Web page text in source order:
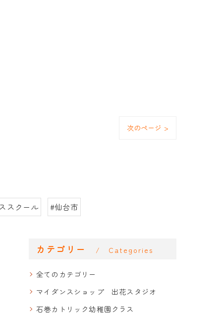
次のページ >
スクール #仙台市
カテゴリー Categories
全てのカテゴリー
マイダンスショップ 出花スタジオ
石巻カトリック幼稚園クラス